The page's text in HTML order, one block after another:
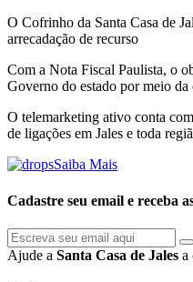
O Cofrinho da Santa Casa de
arrecadação de recurso
Com a Nota Fiscal Paulista, o
Governo do estado por meio da
O telemarketing ativo conta
de ligações em Jales e toda
Saiba Mais
Cadastre seu email e receba
Ajude a Santa Casa de Jales a